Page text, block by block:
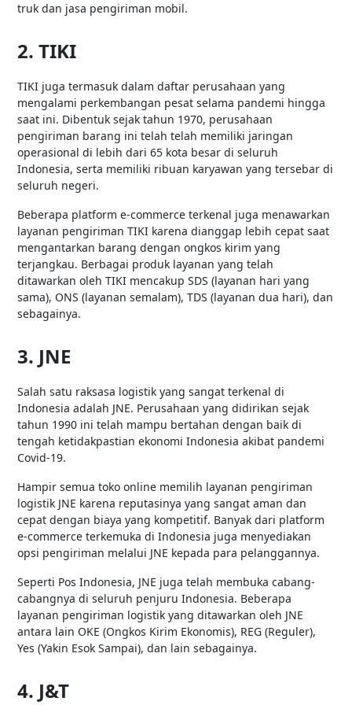
truk dan jasa pengiriman mobil.
2. TIKI
TIKI juga termasuk dalam daftar perusahaan yang
mengalami perkembangan pesat selama pandemi hingga
saat ini. Dibentuk sejak tahun 1970, perusahaan
pengiriman barang ini telah telah memiliki jaringan
operasional di lebih dari 65 kota besar di seluruh
Indonesia, serta memiliki ribuan karyawan yang tersebar di
seluruh negeri.
Beberapa platform e-commerce terkenal juga menawarkan
layanan pengiriman TIKI karena dianggap lebih cepat saat
mengantarkan barang dengan ongkos kirim yang
terjangkau. Berbagai produk layanan yang telah
ditawarkan oleh TIKI mencakup SDS (layanan hari yang
sama), ONS (layanan semalam), TDS (layanan dua hari), dan
sebagainya.
3. JNE
Salah satu raksasa logistik yang sangat terkenal di
Indonesia adalah JNE. Perusahaan yang didirikan sejak
tahun 1990 ini telah mampu bertahan dengan baik di
tengah ketidakpastian ekonomi Indonesia akibat pandemi
Covid-19.
Hampir semua toko online memilih layanan pengiriman
logistik JNE karena reputasinya yang sangat aman dan
cepat dengan biaya yang kompetitif. Banyak dari platform
e-commerce terkemuka di Indonesia juga menyediakan
opsi pengiriman melalui JNE kepada para pelanggannya.
Seperti Pos Indonesia, JNE juga telah membuka cabang-
cabangnya di seluruh penjuru Indonesia. Beberapa
layanan pengiriman logistik yang ditawarkan oleh JNE
antara lain OKE (Ongkos Kirim Ekonomis), REG (Reguler),
Yes (Yakin Esok Sampai), dan lain sebagainya.
4. J&T